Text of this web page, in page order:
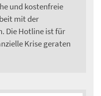
und kostenfreie
mit der
Die Hotline ist für
Krise geraten